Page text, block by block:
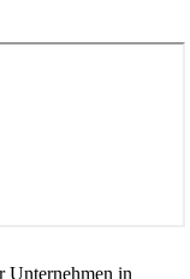
Unternehmen in